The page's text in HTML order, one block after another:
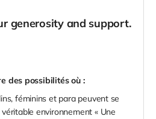
generosity and support.
des possibilités où :
féminins et para peuvent se
environnement « Une